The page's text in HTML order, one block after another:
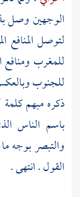
الوجهين وصل
لتوصل المنافع
للمغرب ومنافع
للجنوب
ذكره مبهم
باسم الناس
والتبصر بوجه
القول . انتهى .